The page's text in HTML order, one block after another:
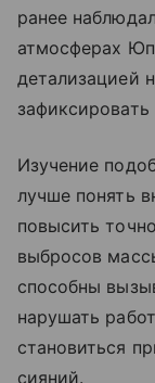
ранее
атмосферах
детализацией
Изучение
лучше понять
повысить
выбросов
способны
нарушать
становиться
сияний.